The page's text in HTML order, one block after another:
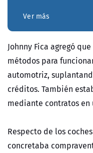
Ver más
Johnny Fica agregó
métodos para
automotriz,
créditos. También
mediante contratos
Respecto de los
concretaba